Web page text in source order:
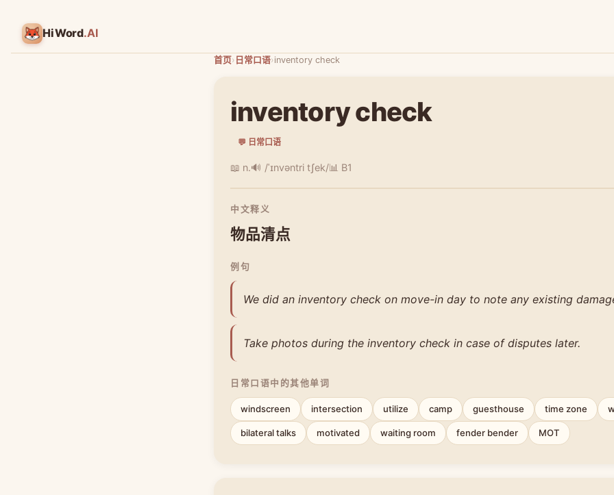
HiWord.AI
首页› 日常口语›inventory check
inventory check
💬 日常口语
📖 n.🔊 /ˈɪnvəntri tʃek/📊 B1
中文释义
物品清点
例句
We did an inventory check on move-in day to note any existing
Take photos during the inventory check in case of disputes later.
日常口语中的其他单词
windscreen intersection utilize camp guesthouse time zone
bilateral talks motivated waiting room fender bender MOT